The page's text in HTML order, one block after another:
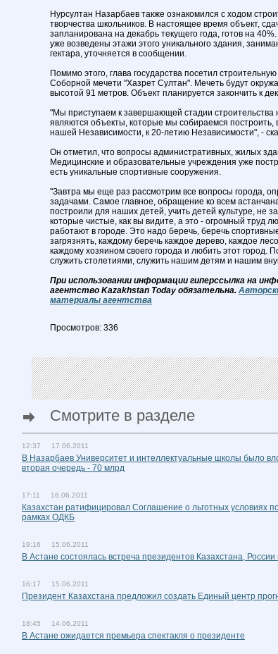
Нурсултан Назарбаев также ознакомился с ходом
творчества школьников. В настоящее время объект,
запланирована на декабрь текущего года, готов на
уже возведены этажи этого уникального здания,
гектара, уточняется в сообщении.
Помимо этого, глава государства посетил
Соборной мечети "Хазрет Султан". Мечеть будут
высотой 91 метров. Объект планируется закончить к
"Мы приступаем к завершающей стадии
являются объекты, которые мы собираемся построить,
нашей Независимости, к 20-летию Независимости", -
Он отметил, что вопросы административных, жилых
Медицинские и образовательные учреждения уже
есть уникальные спортивные сооружения.
"Завтра мы еще раз рассмотрим все вопросы города,
задачами. Самое главное, обращение ко всем
построили для наших детей, учить детей культуре, не
которые чистые, как вы видите, а это - огромный труд
работают в городе. Это надо беречь, беречь
загрязнять, каждому беречь каждое дерево, каждое
каждому хозяином своего города и любить этот город.
служить столетиями, служить нашим детям и нашим
При использовании информации гиперссылка на
агентство Kazakhstan Today обязательна.
материалы агентства
Просмотров: 336
Смотрите в разделе
12:37 17.06.2011
В Назарбаев Университет и интеллектуальные школы было
вторая очередь - 70 млрд
17:11 16.06.2011
Казахстан ратифицировал Соглашение о льготных условиях
рамках ОДКБ
19:16 15.06.2011
В Астане состоялась встреча президентов Казахстана,
16:17 15.06.2011
Президент Казахстана предложил создать Единый центр
18:45 14.06.2011
В Астане ожидается премьера спектакля о президенте